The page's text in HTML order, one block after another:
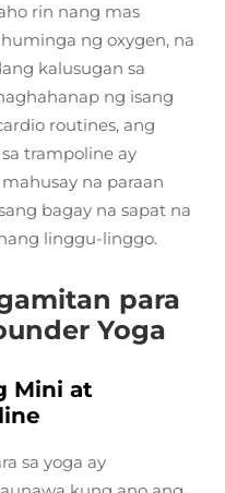
rin nang mas
ng oxygen, na
kalusugan sa
ng isang
routines, ang
trampoline ay
na paraan
bagay na sapat na
linggu-linggo.
para
Yoga
Mini at
sa yoga ay